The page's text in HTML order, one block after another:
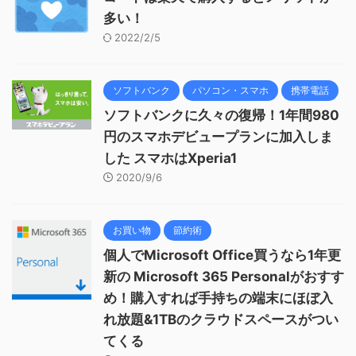
多い！
2022/2/5
ソフトバンク パソコン・スマホ 携帯電話
ソフトバンクに久々の復帰！1年間980
円のスマホデビュープランに加入しま
した スマホはXperia1
2020/9/6
お買い物 節約術
個人でMicrosoft Office買うなら1年更
新の Microsoft 365 Personalがおすす
め！購入すれば手持ちの端末にほぼ入
れ放題&1TBのクラウドスペースがつい
てくる